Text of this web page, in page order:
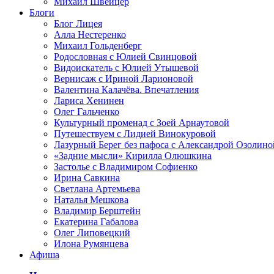
Блоги
Блог Лицея
Алла Нестеренко
Михаил Гольденберг
Родословная с Юлией Свинцовой
Видоискатель с Юлией Утышевой
Вернисаж с Ириной Ларионовой
Валентина Калачёва. Впечатления
Лариса Хенинен
Олег Гальченко
Культурный променад с Зоей Арнаутовой
Путешествуем с Лидией Винокуровой
Лазурный Берег без пафоса с Александрой
«Задние мысли» Кирилла Олюшкина
Застолье с Владимиром Софиенко
Ирина Савкина
Светлана Артемьева
Наталья Мешкова
Владимир Берштейн
Екатерина Габалова
Олег Липовецкий
Илона Румянцева
Афиша